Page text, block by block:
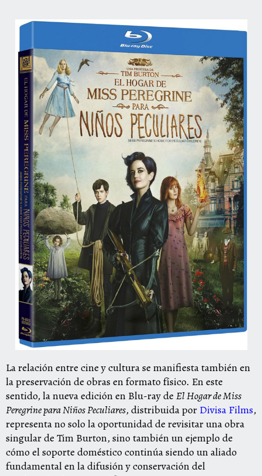
La relación entre cine y cultura se manifiesta también en
la preservación de obras en formato físico. En este
sentido, la nueva edición en Blu-ray de El Hogar de Miss
Peregrine para Niños Peculiares, distribuida por Divisa Films,
representa no solo la oportunidad de revisitar una obra
singular de Tim Burton, sino también un ejemplo de
cómo el soporte doméstico continúa siendo un aliado
fundamental en la difusión y conservación del